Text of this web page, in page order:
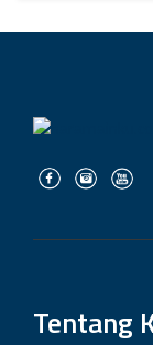
Tentang